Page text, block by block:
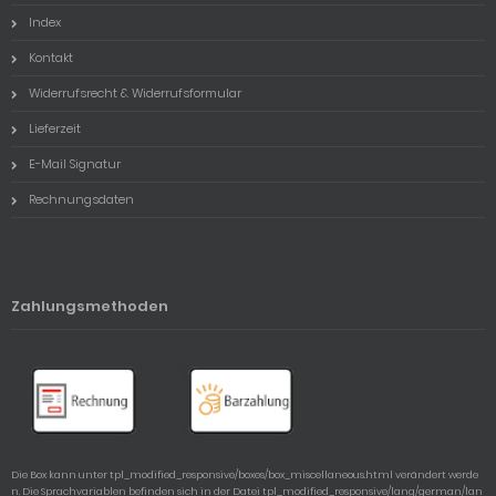
Index
Kontakt
Widerrufsrecht & Widerrufsformular
Lieferzeit
E-Mail Signatur
Rechnungsdaten
Zahlungsmethoden
Die Box kann unter tpl_modified_responsive/boxes/box_miscellaneous.html verändert werde
n. Die Sprachvariablen befinden sich in der Datei tpl_modified_responsive/lang/german/lan